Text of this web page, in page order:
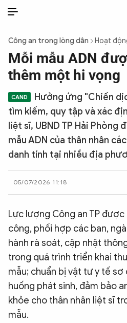
THỜI SỰ
CHỐNG DIỄN BIẾN HÒA BÌNH
CÔNG AN TRONG LÒNG DÂN
PHÁP LUẬT
CÔNG NGHỆ
QUỐC TẾ
VĂN HÓA - THỂ THAO
BẠN ĐỌC & CAND
Công an trong lòng dân Hoạt
Mỗi mẫu ADN
thêm một hi vọng
Hưởng ứng "Chiến
tìm kiếm, quy tập và xác
liệt sĩ, UBND TP Hải
mẫu ADN của thân nhân
danh tính tại nhiều địa
05/07/2026 11:18
Lực lượng Công an TP
công, phối hợp các ban,
hành rà soát, cập nhật
trong quá trình triển khai
mẫu; chuẩn bị vật tư y tế sơ
huống phát sinh, đảm bảo
khỏe cho thân nhân liệt sĩ
mẫu.